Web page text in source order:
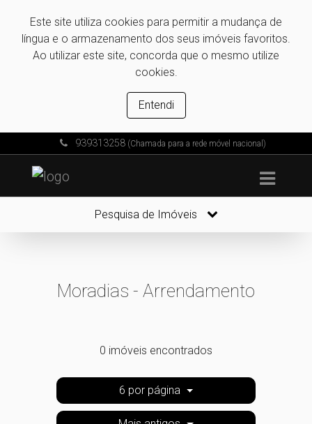
Este site utiliza cookies para permitir a mudança de
língua e o armazenamento dos seus imóveis favoritos.
Ao utilizar este site, concorda que o mesmo utilize
cookies.
Entendi
939313258 (Chamada para a rede móvel nacional)
Pesquisa de Imóveis
Moradias - Arrendamento
0 imóveis encontrados
6 por página